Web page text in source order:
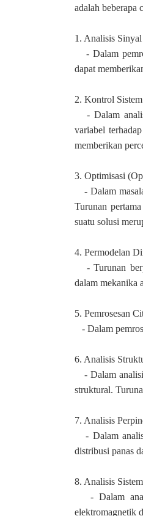
adalah beberapa
1. Analisis
- Dalam
dapat
2. Kontrol
- Dalam
variabel
memberikan
3. Optimisasi
- Dalam
Turunan
suatu solusi
4. Permodelan
- Turunan
dalam mekanika
5. Pemrosesan
- Dalam
6. Analisis
- Dalam
struktural.
7. Analisis
- Dalam
distribusi panas
8. Analisis
- Dalam
elektromagnetik